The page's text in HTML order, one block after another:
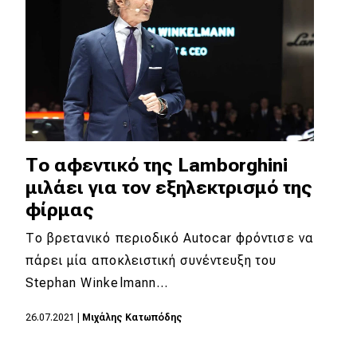
Το αφεντικό της Lamborghini
μιλάει για τον εξηλεκτρισμό της
φίρμας
Το βρετανικό περιοδικό Autocar φρόντισε να
πάρει μία αποκλειστική συνέντευξη του
Stephan Winkelmann…
26.07.2021 Μιχάλης Κατωπόδης